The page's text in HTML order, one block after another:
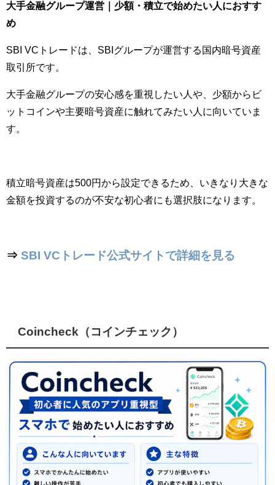
大手金融グループ運営｜少額・積立で始めたい人におすす
め
SBI VCトレードは、SBIグループが運営する国内暗号資産
取引所です。
大手金融グループの安心感を重視したい人や、少額からビ
ットコインや主要暗号資産に触れてみたい人に向いていま
す。
積立暗号資産は500円から設定できるため、いきなり大きな
金額を投資するのが不安な初心者にも選択肢になります。
⇒ SBI VCトレード公式サイトで詳細を見る
Coincheck（コインチェック）